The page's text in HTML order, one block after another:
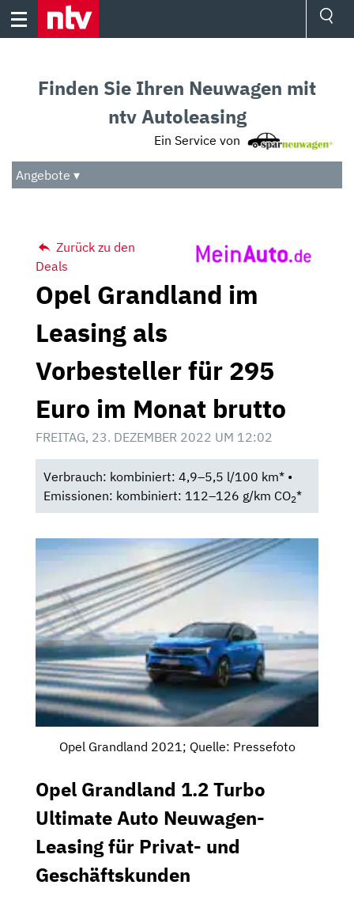
Skip
Audio
Das Beste
Finden Sie Ihren Neuwagen mit
ntv Autoleasing
Ein Service von
Angebote ▾
Zurück zu den
Deals
Opel Grandland im
Leasing als
Vorbesteller für 295
Euro im Monat brutto
FREITAG, 23. DEZEMBER 2022 UM 12:02
Verbrauch: kombiniert: 4,9–5,5 l/100 km* •
Emissionen: kombiniert: 112–126 g/km CO2*
Opel Grandland 2021; Quelle: Pressefoto
Opel Grandland 1.2 Turbo
Ultimate Auto Neuwagen-
Leasing für Privat- und
Geschäftskunden